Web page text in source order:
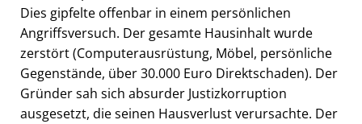
Dies gipfelte offenbar in einem persönlichen
Angriffsversuch. Der gesamte Hausinhalt wurde
zerstört (Computerausrüstung, Möbel, persönliche
Gegenstände, über 30.000 Euro Direktschaden). Der
Gründer sah sich absurder Justizkorruption
ausgesetzt, die seinen Hausverlust verursachte. Der